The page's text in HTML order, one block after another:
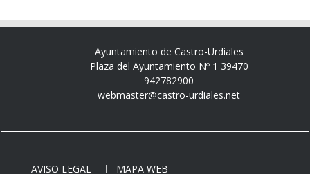
Ayuntamiento de Castro-Urdiales
Plaza del Ayuntamiento Nº 1 39470
942782900
webmaster@castro-urdiales.net
AVISO LEGAL MAPA WEB